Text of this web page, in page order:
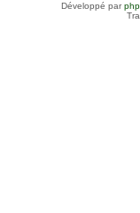
Développé par